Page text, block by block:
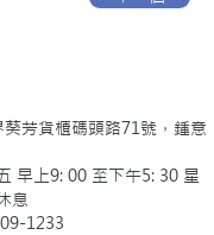
貨櫃碼頭路71號，鍾意
早上9: 00 至下午5: 30 星
息
1233